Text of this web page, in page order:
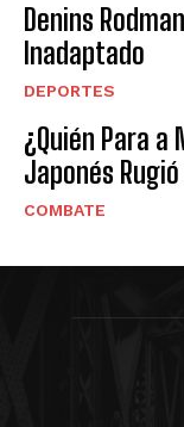
Denins
Inadaptado
DEPORTES
¿Quién Para a
Japonés
COMBATE